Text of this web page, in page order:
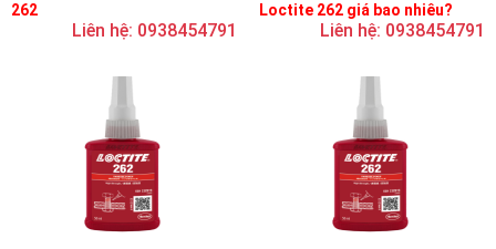
262
Liên hệ: 0938454791
Loctite 262 giá bao nhiêu?
Liên hệ: 0938454791